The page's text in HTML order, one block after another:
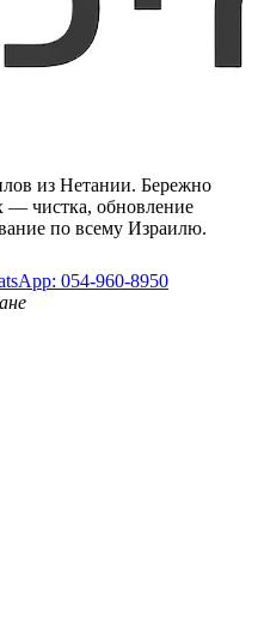
из Нетании. Бережно
— чистка, обновление
по всему Израилю.
054-960-8950